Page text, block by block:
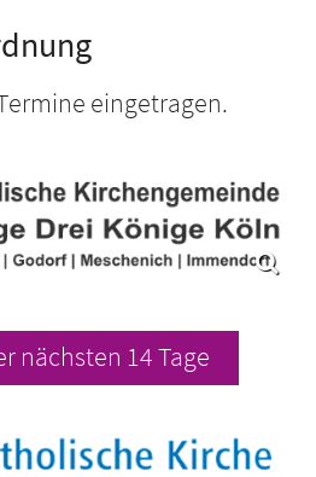
eingetragen.
nächsten 14 Tage